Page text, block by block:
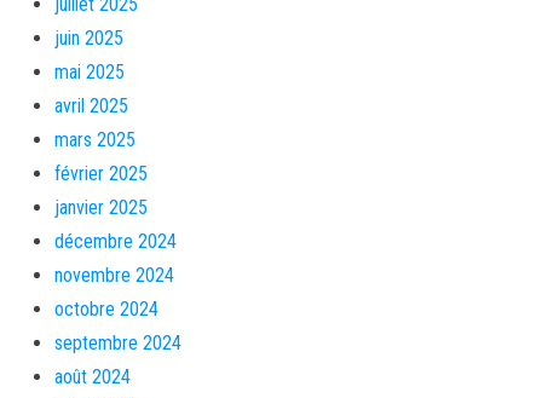
juin 2025
mai 2025
avril 2025
mars 2025
février 2025
janvier 2025
décembre 2024
novembre 2024
octobre 2024
septembre 2024
août 2024